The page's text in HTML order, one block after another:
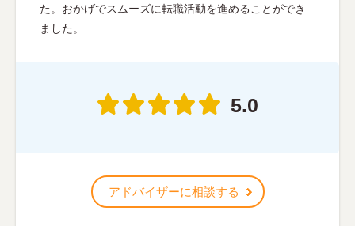
た。おかげでスムーズに転職活動を進めることができ
ました。
5.0
アドバイザーに相談する